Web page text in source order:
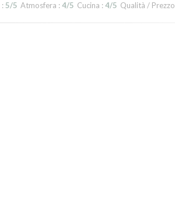
: 5/5 Atmosfera : 4/5 Cucina : 4/5 Qualità / Prezzo